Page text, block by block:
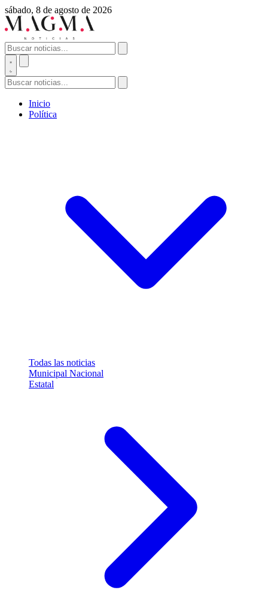
sábado, 8 de agosto de 2026
Inicio
Política
Todas las noticias
Municipal Nacional
Estatal